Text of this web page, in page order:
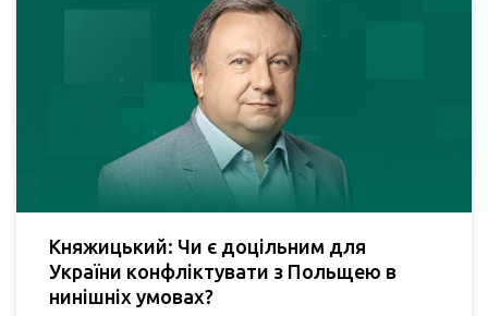
Княжицький: Чи є доцільним для
України конфліктувати з Польщею в
нинішніх умовах?